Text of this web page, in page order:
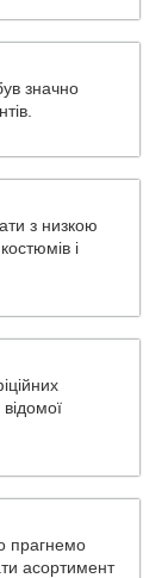
значно
з низкою
і
прагнемо
асортимент